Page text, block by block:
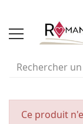
Ce produit